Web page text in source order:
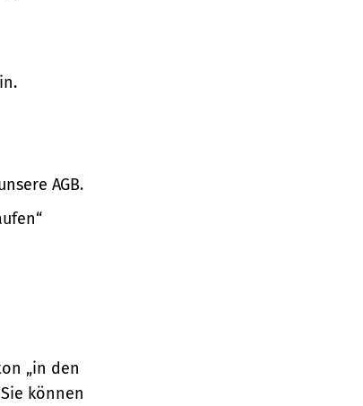
AGB.
„in den
können